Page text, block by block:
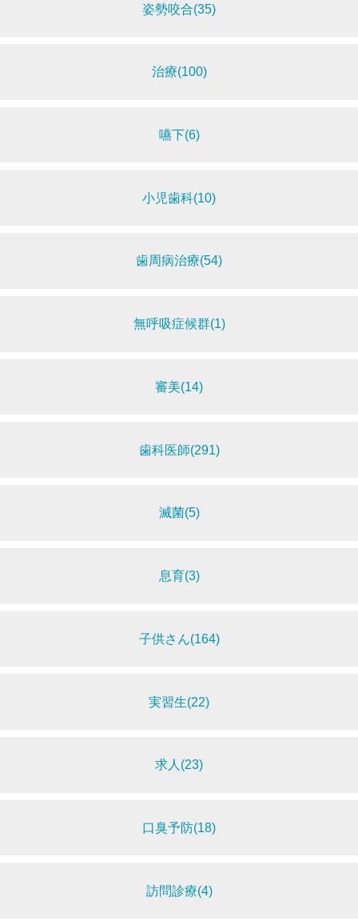
姿勢咬合(35)
治療(100)
嚥下(6)
小児歯科(10)
歯周病治療(54)
無呼吸症候群(1)
審美(14)
歯科医師(291)
滅菌(5)
息育(3)
子供さん(164)
実習生(22)
求人(23)
口臭予防(18)
訪問診療(4)